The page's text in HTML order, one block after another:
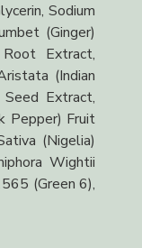
Sodium
(Ginger)
Extract,
(Indian
Extract,
Pepper) Fruit
(Nigelia)
Wightii
(Green 6),